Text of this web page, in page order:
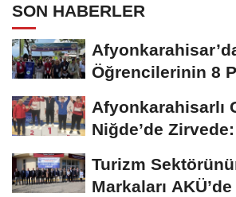
SON HABERLER
Öğrencilerinin 8
Afyonkarahisarlı
Niğde’de
Turizm
Markaları